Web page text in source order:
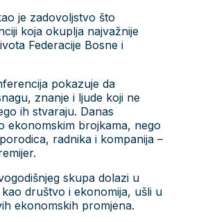
je zadovoljstvo što
koja okuplja najvažnije
Federacije Bosne i
pokazuje da
znanje i ljude koji ne
ih stvaraju. Danas
ekonomskim brojkama, nego
radnika i kompanija –
skupa dolazi u
društvo i ekonomija, ušli u
ekonomskih promjena.